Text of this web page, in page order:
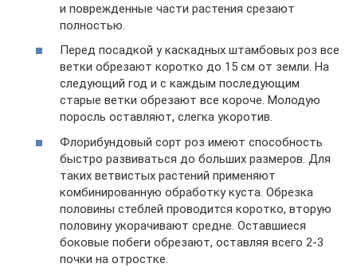
и поврежденные части растения срезают
полностью.
Перед посадкой у каскадных штамбовых роз все
ветки обрезают коротко до 15 см от земли. На
следующий год и с каждым последующим
старые ветки обрезают все короче. Молодую
поросль оставляют, слегка укоротив.
Флорибундовый сорт роз имеют способность
быстро развиваться до больших размеров. Для
таких ветвистых растений применяют
комбинированную обработку куста. Обрезка
половины стеблей проводится коротко, вторую
половину укорачивают средне. Оставшиеся
боковые побеги обрезают, оставляя всего 2-3
почки на отростке.